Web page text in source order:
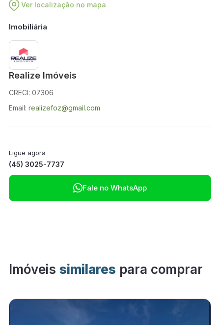
Ver localização no mapa
Imobiliária
Realize Imóveis
CRECI: 07306
Email: realizefoz@gmail.com
Ligue agora
(45) 3025-7737
Fale no WhatsApp
Imóveis similares para comprar